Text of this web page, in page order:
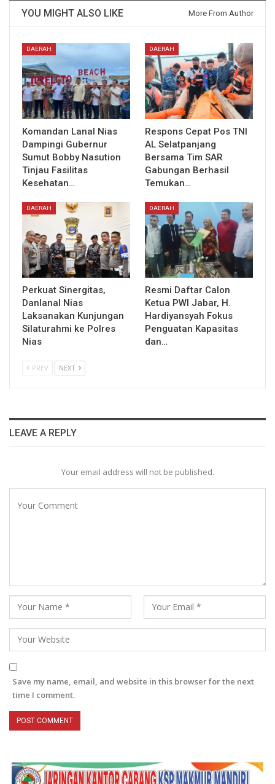
YOU MIGHT ALSO LIKE More From Author
DAERAH
Komandan Lanal Nias
Dampingi Gubernur
Sumut Bobby Nasution
Tinjau Fasilitas
Kesehatan…
DAERAH
Respons Cepat Pos TNI
AL Selatpanjang
Bersama Tim SAR
Gabungan Berhasil
Temukan…
DAERAH
Perkuat Sinergitas,
Danlanal Nias
Laksanakan Kunjungan
Silaturahmi ke Polres
Nias
DAERAH
Resmi Daftar Calon
Ketua PWI Jabar, H.
Hardiyansyah Fokus
Penguatan Kapasitas
dan…
PREV NEXT
LEAVE A REPLY
Your email address will not be published.
Save my name, email, and website in this browser for the next
time I comment.